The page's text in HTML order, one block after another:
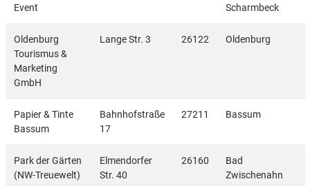
Event
Scharmbeck
Oldenburg
Tourismus &
Marketing
GmbH
Lange Str. 3 26122 Oldenburg
Papier & Tinte
Bassum
Bahnhofstraße
17
27211 Bassum
Park der Gärten
(NW-Treuewelt)
Elmendorfer
Str. 40
26160
Bad
Zwischenahn